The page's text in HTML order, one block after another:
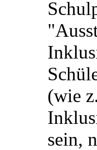
(wie
sein,